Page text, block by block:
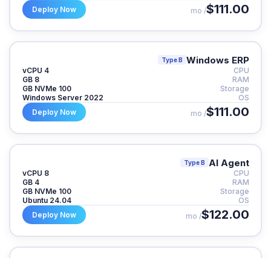
$111.00
/ mo
Deploy Now
Windows ERP
Type B
CPU
4 vCPU
RAM
8 GB
Storage
100 GB NVMe
OS
Windows Server 2022
$111.00
/ mo
Deploy Now
AI Agent
Type B
CPU
8 vCPU
RAM
4 GB
Storage
100 GB NVMe
OS
Ubuntu 24.04
$122.00
/ mo
Deploy Now